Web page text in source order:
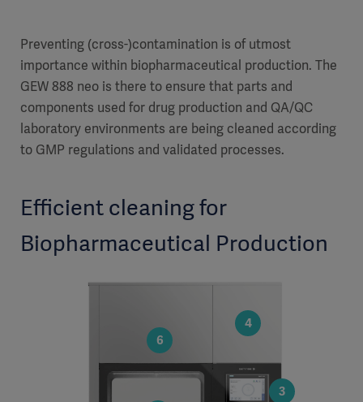
Preventing (cross-)contamination is of utmost
importance within biopharmaceutical production. The
GEW 888 neo is there to ensure that parts and
components used for drug production and QA/QC
laboratory environments are being cleaned according
to GMP regulations and validated processes.
Efficient cleaning for
Biopharmaceutical Production
3
4
6